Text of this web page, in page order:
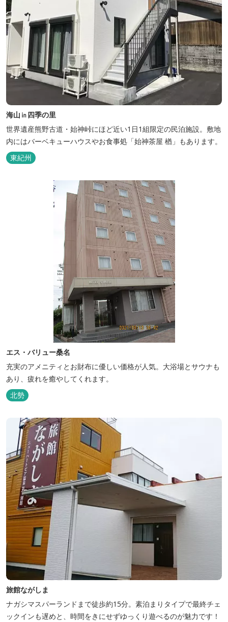
海山㏌四季の里
世界遺産熊野古道・始神峠にほど近い1日1組限定の民泊施設。敷地
内にはバーベキューハウスやお食事処「始神茶屋 楢」もあります。
東紀州
エス・バリュー桑名
充実のアメニティとお財布に優しい価格が人気。大浴場とサウナも
あり、疲れを癒やしてくれます。
北勢
旅館ながしま
ナガシマスパーランドまで徒歩約15分。素泊まりタイプで最終チェ
ックインも遅めと、時間をきにせずゆっくり遊べるのが魅力です！